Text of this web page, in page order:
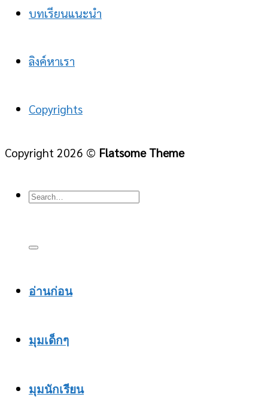
บทเรียนแนะนำ
ลิงค์หาเรา
Copyrights
Copyright 2026 © Flatsome Theme
อ่านก่อน
มุมเด็กๆ
มุมนักเรียน